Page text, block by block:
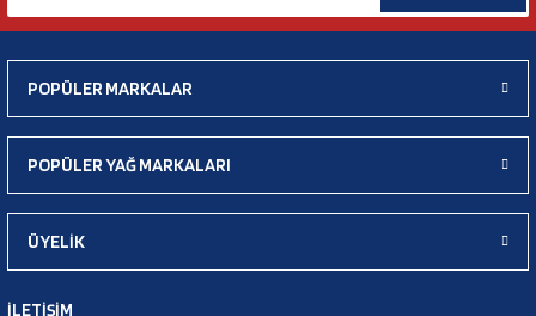
POPÜLER MARKALAR
POPÜLER YAĞ MARKALARI
ÜYELİK
İLETİŞİM